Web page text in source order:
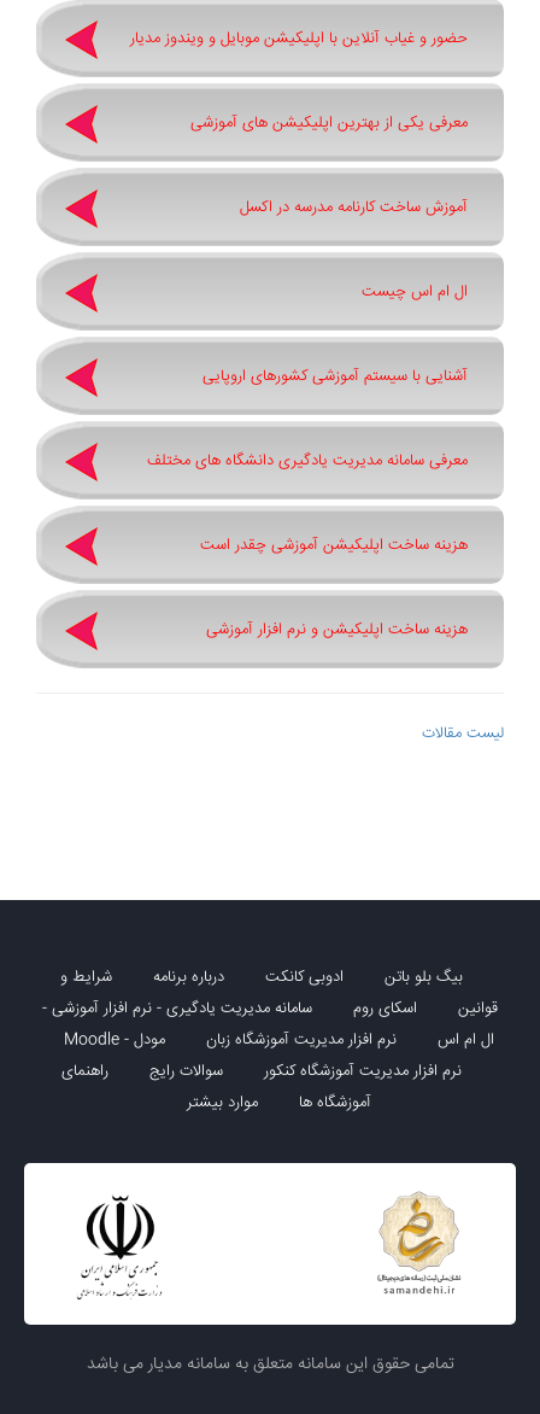
حضور و غیاب آنلاین با اپلیکیشن موبایل و ویندوز مدیار
معرفی یکی از بهترین اپلیکیشن های آموزشی
آموزش ساخت کارنامه مدرسه در اکسل
ال ام اس چیست
آشنایی با سیستم آموزشی کشورهای اروپایی
معرفی سامانه مدیریت یادگیری دانشگاه های مختلف
هزینه ساخت اپلیکیشن آموزشی چقدر است
هزینه ساخت اپلیکیشن و نرم افزار آموزشی
لیست مقالات
بیگ بلو باتن ادوبی کانکت درباره برنامه
شرایط و
قوانین
اسکای روم
سامانه مدیریت یادگیری - نرم افزار آموزشی -
ال ام اس
نرم افزار مدیریت آموزشگاه زبان
مودل - Moodle
نرم افزار مدیریت آموزشگاه کنکور
سوالات رایج
راهنمای
آموزشگاه ها
موارد بیشتر
تمامی حقوق این سامانه متعلق به سامانه مدیار می باشد